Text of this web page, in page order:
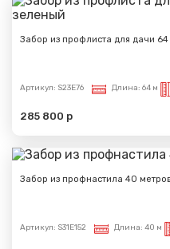
Забор из профлиста для дачи
Артикул: S23E76 Длина: 64 м
285 800 р
Забор из профнастила 40
Артикул: S31E152 Длина: 40 м